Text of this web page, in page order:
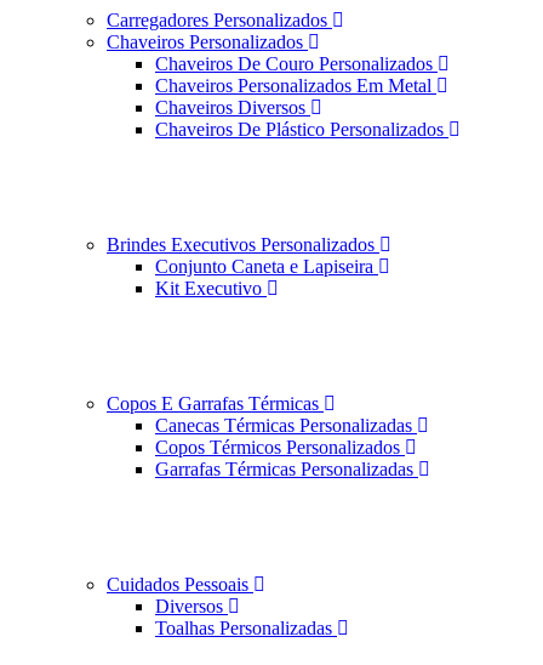
Carregadores Personalizados
Chaveiros Personalizados
Chaveiros De Couro Personalizados
Chaveiros Personalizados Em Metal
Chaveiros Diversos
Chaveiros De Plástico Personalizados
Brindes Executivos Personalizados
Conjunto Caneta e Lapiseira
Kit Executivo
Copos E Garrafas Térmicas
Canecas Térmicas Personalizadas
Copos Térmicos Personalizados
Garrafas Térmicas Personalizadas
Cuidados Pessoais
Diversos
Toalhas Personalizadas